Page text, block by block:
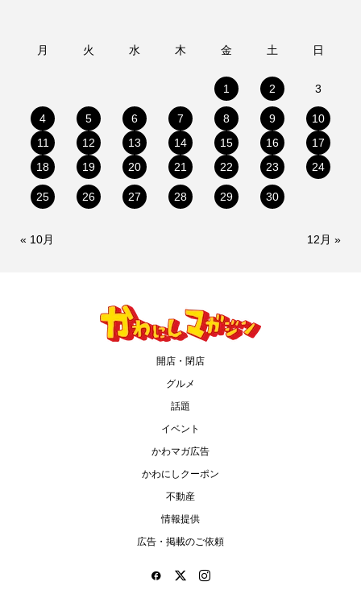
月 火 水 木 金 土 日
1 2 3
4 5 6 7 8 9
10
11
12 13 14 15 16
17
18
19 20 21 22 23 24
25 26 27 28 29 30
« 10月 12月 »
開店・閉店
グルメ
話題
イベント
かわマガ広告
かわにしクーポン
不動産
情報提供
広告・掲載のご依頼